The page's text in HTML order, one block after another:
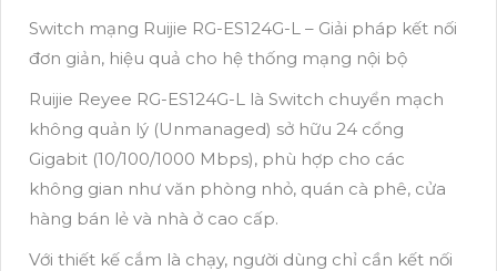
Switch mạng Ruijie RG-ES124G-L – Giải pháp kết nối
đơn giản, hiệu quả cho hệ thống mạng nội bộ
Ruijie Reyee RG-ES124G-L là Switch chuyển mạch
không quản lý (Unmanaged) sở hữu 24 cổng
Gigabit (10/100/1000 Mbps), phù hợp cho các
không gian như văn phòng nhỏ, quán cà phê, cửa
hàng bán lẻ và nhà ở cao cấp.
Với thiết kế cắm là chạy, người dùng chỉ cần kết nối